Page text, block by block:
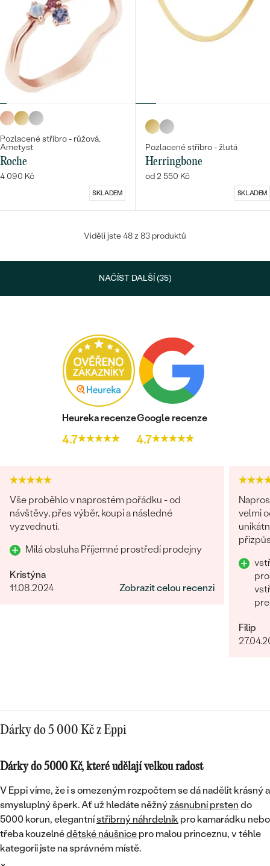
Pozlacené stříbro - růžová,
Ametyst
Roche
4 090 Kč
SKLADEM
Pozlacené stříbro - žlutá
Herringbone
od 2 550 Kč
SKLADEM
Viděli jste 48 z 83 produktů
NAČÍST DALŠÍ (35)
Heureka recenze
4.7
Google recenze
4.7
Vše proběhlo v naprostém pořádku - od
návštěvy, přes výběr, koupi a následné
vyzvednutí.
Milá obsluha Příjemné prostředí prodejny
Kristýna
11.08.2024
Zobrazit celou recenzi
velmi
Filip
Dárky do 5 000 Kč z Eppi
Dárky do 5000 Kč, které udělají velkou radost
V Eppi víme, že i s omezeným rozpočtem se dá nadělit krásný a
smysluplný šperk. Ať už hledáte něžnýzásnubní prsten do
5000 korun, elegantnístříbrný náhrdelník pro kamarádku nebo
třeba kouzelnédětské náušnice pro malou princeznu, v téhle
kategorii jste na správném místě.